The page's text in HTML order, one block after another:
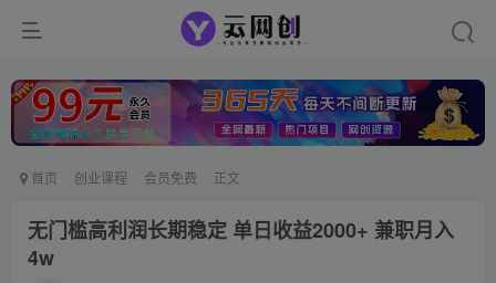
首页 创业课程 会员免费 正文
无门槛高利润长期稳定 单日收益2000+ 兼职月入
4w